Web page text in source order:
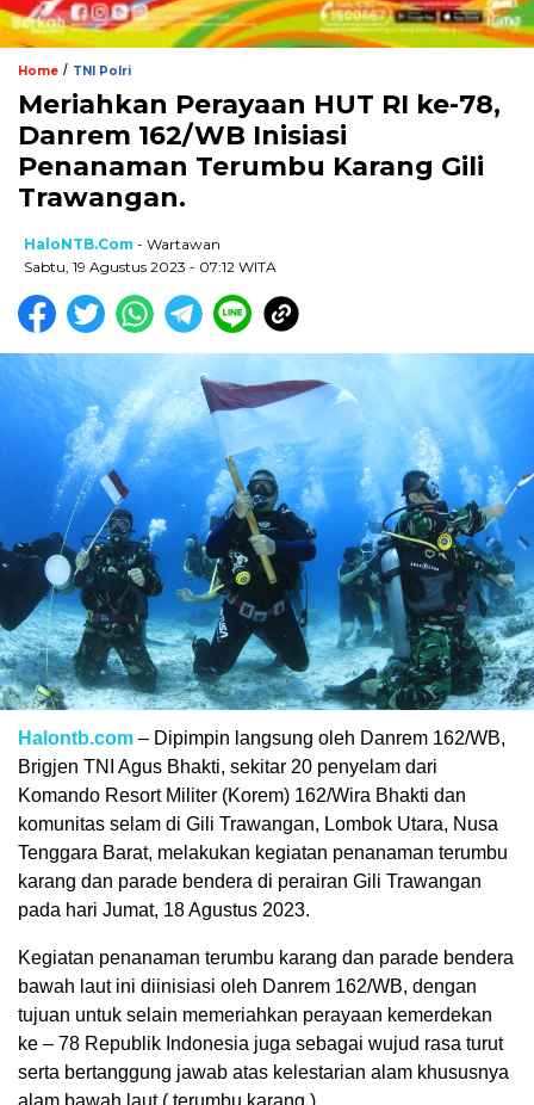
Home / TNI Polri
Meriahkan Perayaan HUT RI ke-78,
Danrem 162/WB Inisiasi
Penanaman Terumbu Karang Gili
Trawangan.
HaloNTB.com - Wartawan
Sabtu, 19 Agustus 2023 - 07:12 WITA
Halontb.com – Dipimpin langsung oleh Danrem 162/WB,
Brigjen TNI Agus Bhakti, sekitar 20 penyelam dari
Komando Resort Militer (Korem) 162/Wira Bhakti dan
komunitas selam di Gili Trawangan, Lombok Utara, Nusa
Tenggara Barat, melakukan kegiatan penanaman terumbu
karang dan parade bendera di perairan Gili Trawangan
pada hari Jumat, 18 Agustus 2023.
Kegiatan penanaman terumbu karang dan parade bendera
bawah laut ini diinisiasi oleh Danrem 162/WB, dengan
tujuan untuk selain memeriahkan perayaan kemerdekan
ke – 78 Republik Indonesia juga sebagai wujud rasa turut
serta bertanggung jawab atas kelestarian alam khususnya
alam bawah laut ( terumbu karang ).